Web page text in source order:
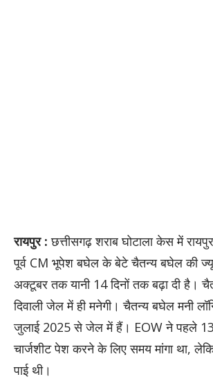
रायपुर : छत्तीसगढ़ शराब घोटाला केस में
पूर्व CM भूपेश बघेल के बेटे चैतन्य बघेल की
अक्टूबर तक यानी 14 दिनों तक बढ़ा दी है।
दिवाली जेल में ही मनेगी। चैतन्य बघेल मनी
जुलाई 2025 से जेल में हैं। EOW ने पहले
चार्जशीट पेश करने के लिए समय मांगा था,
पाई थी।